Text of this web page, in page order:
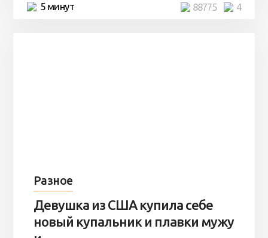
5 минут 4
88775
Разное
Девушка из США купила себе
новый купальник и плавки мужу